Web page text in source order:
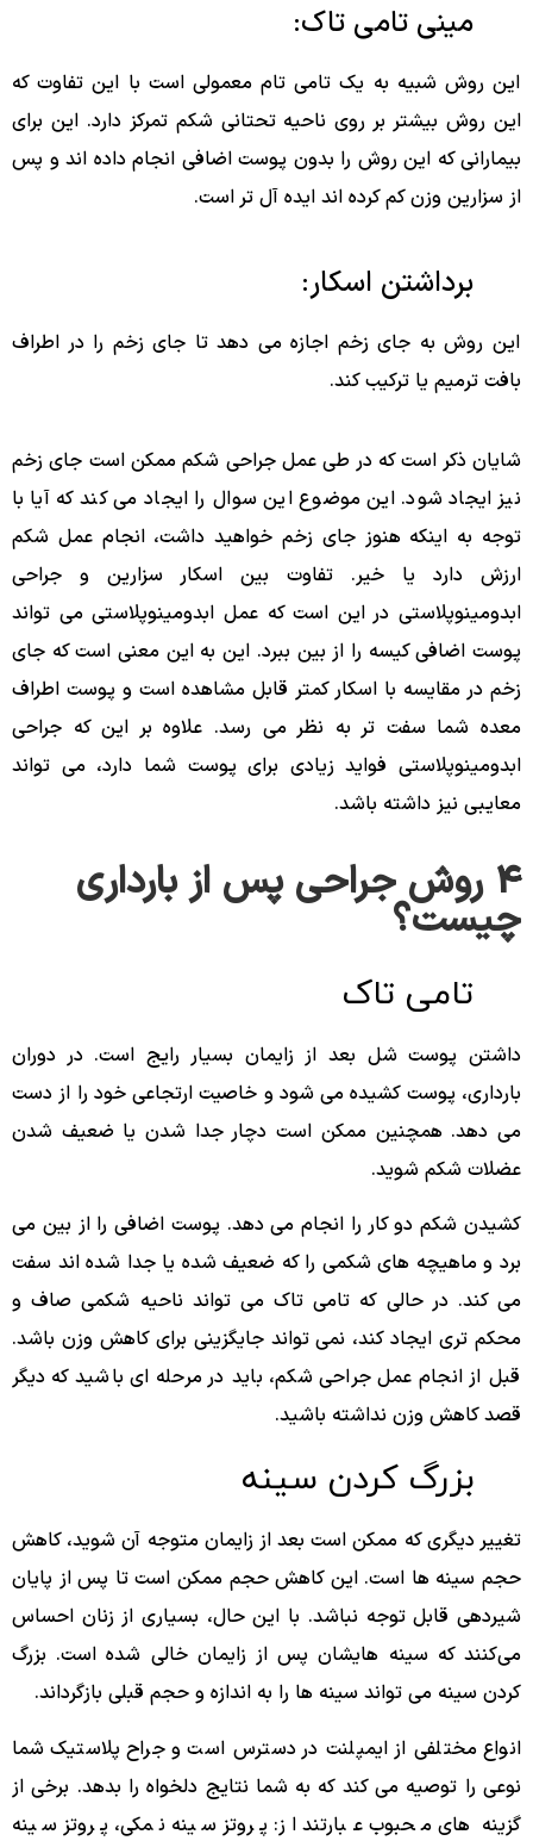
مینی تامی تاک:
این روش شبیه به یک تامی تام معمولی است با این تفاوت که
این روش بیشتر بر روی ناحیه تحتانی شکم تمرکز دارد. این برای
بیمارانی که این روش را بدون پوست اضافی انجام داده اند و پس
از سزارین وزن کم کرده اند ایده آل تر است.
برداشتن اسکار:
این روش به جای زخم اجازه می دهد تا جای زخم را در اطراف
بافت ترمیم یا ترکیب کند.
شایان ذکر است که در طی عمل جراحی شکم ممکن است جای زخم
نیز ایجاد شود. این موضوع این سوال را ایجاد می کند که آیا با
توجه به اینکه هنوز جای زخم خواهید داشت، انجام عمل شکم
ارزش دارد یا خیر. تفاوت بین اسکار سزارین و جراحی
ابدومینوپلاستی در این است که عمل ابدومینوپلاستی می تواند
پوست اضافی کیسه را از بین ببرد. این به این معنی است که جای
زخم در مقایسه با اسکار کمتر قابل مشاهده است و پوست اطراف
معده شما سفت تر به نظر می رسد. علاوه بر این که جراحی
ابدومینوپلاستی فواید زیادی برای پوست شما دارد، می تواند
معایبی نیز داشته باشد.
4 روش جراحی پس از بارداری
چیست؟
تامی تاک
داشتن پوست شل بعد از زایمان بسیار رایج است. در دوران
بارداری، پوست کشیده می شود و خاصیت ارتجاعی خود را از دست
می دهد. همچنین ممکن است دچار جدا شدن یا ضعیف شدن
عضلات شکم شوید.
کشیدن شکم دو کار را انجام می دهد. پوست اضافی را از بین می
برد و ماهیچه های شکمی را که ضعیف شده یا جدا شده اند سفت
می کند. در حالی که تامی تاک می تواند ناحیه شکمی صاف و
محکم تری ایجاد کند، نمی تواند جایگزینی برای کاهش وزن باشد.
قبل از انجام عمل جراحی شکم، باید در مرحله ای باشید که دیگر
قصد کاهش وزن نداشته باشید.
بزرگ کردن سینه
تغییر دیگری که ممکن است بعد از زایمان متوجه آن شوید، کاهش
حجم سینه ها است. این کاهش حجم ممکن است تا پس از پایان
شیردهی قابل توجه نباشد. با این حال، بسیاری از زنان احساس
می‌کنند که سینه‌ هایشان پس از زایمان خالی شده است. بزرگ
کردن سینه می تواند سینه ها را به اندازه و حجم قبلی بازگرداند.
انواع مختلفی از ایمپلنت در دسترس است و جراح پلاستیک شما
نوعی را توصیه می کند که به شما نتایج دلخواه را بدهد. برخی از
گزینه ‌های محبوب عبارتند از: پروتز سینه نمکی، پروتز سینه